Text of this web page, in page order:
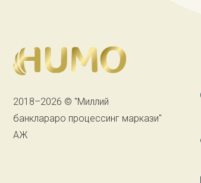
2018–2026 © "Миллий
банклараро процессинг маркази"
АЖ